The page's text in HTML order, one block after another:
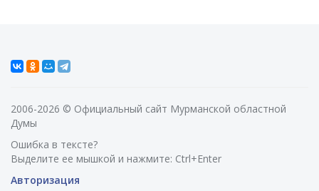
2006-2026 © Официальный сайт Мурманской областной
Думы
Ошибка в тексте?
Выделите ее мышкой и нажмите: Ctrl+Enter
Авторизация